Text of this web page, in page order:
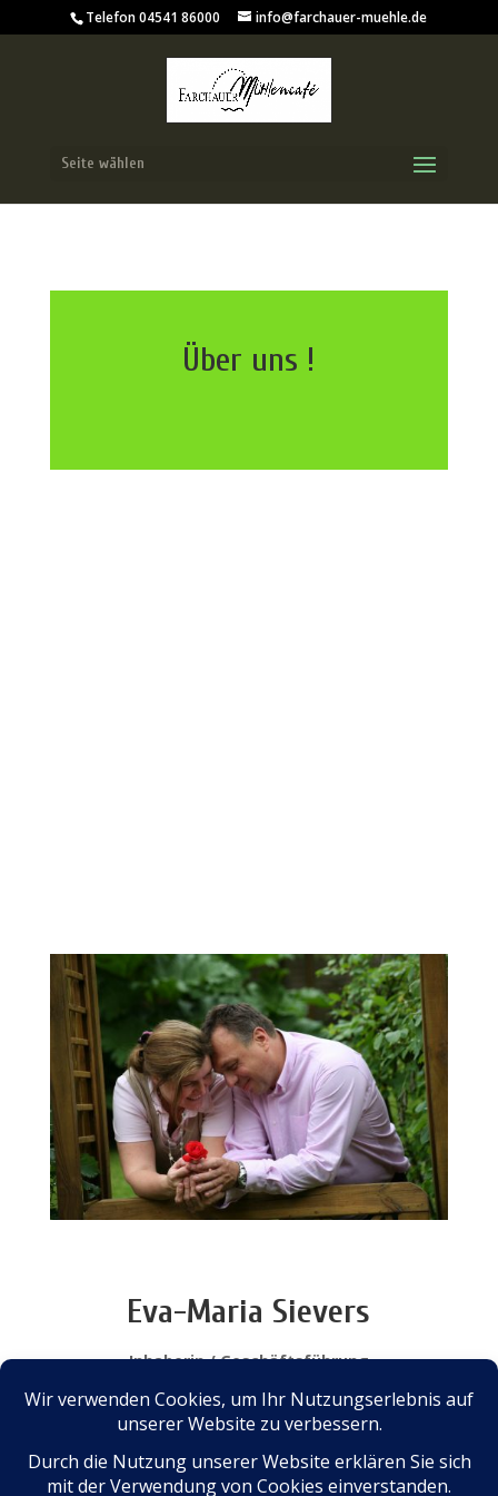
Telefon 04541 86000 info@farchauer-muehle.de
Seite wählen
Über uns !
Eva-Maria Sievers
Inhaberin / Geschäftsführung
Michael Sievers
Inhaber / Geschäftsführung